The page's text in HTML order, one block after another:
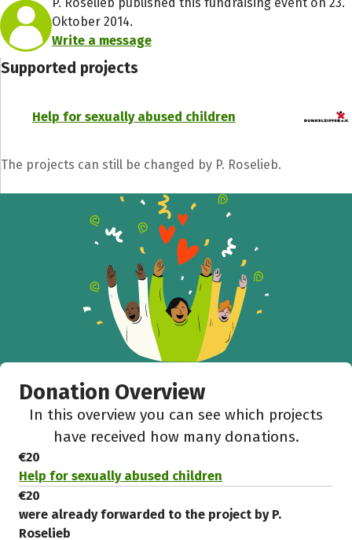
Oktober 2014.
Write a message
Supported projects
Help for sexually abused children
The projects can still be changed by P. Roselieb.
Donation Overview
In this overview you can see which projects
have received how many donations.
€20
Help for sexually abused children
€20
were already forwarded to the project by P.
Roselieb